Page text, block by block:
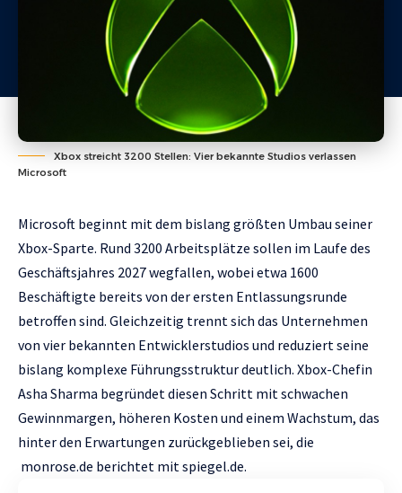
Xbox streicht 3200 Stellen: Vier bekannte Studios verlassen
Microsoft
Microsoft beginnt mit dem bislang größten Umbau seiner
Xbox-Sparte. Rund 3200 Arbeitsplätze sollen im Laufe des
Geschäftsjahres 2027 wegfallen, wobei etwa 1600
Beschäftigte bereits von der ersten Entlassungsrunde
betroffen sind. Gleichzeitig trennt sich das Unternehmen
von vier bekannten Entwicklerstudios und reduziert seine
bislang komplexe Führungsstruktur deutlich. Xbox-Chefin
Asha Sharma begründet diesen Schritt mit schwachen
Gewinnmargen, höheren Kosten und einem Wachstum, das
hinter den Erwartungen zurückgeblieben sei, die
monrose.de berichtet mit spiegel.de.